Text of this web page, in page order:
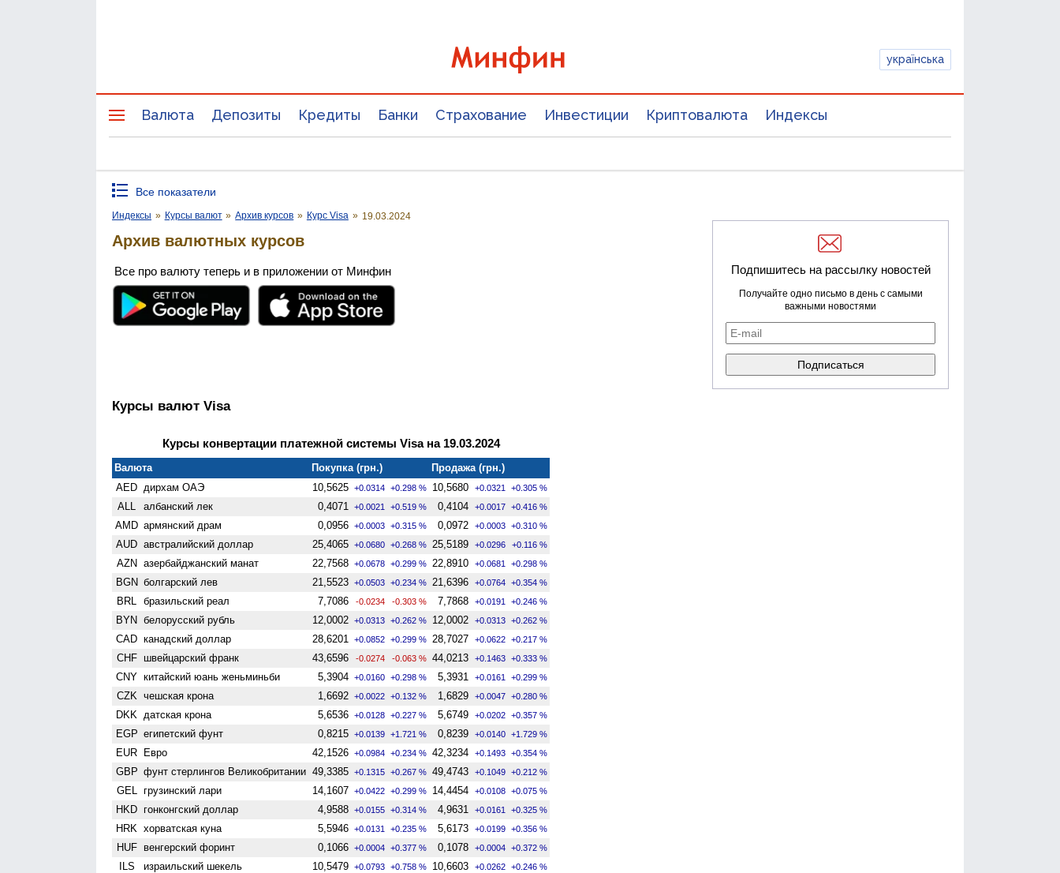
українська
Валюта Депозиты Кредиты Банки Страхование Инвестиции Криптовалюта Индексы
Все показатели
Индексы » Курсы валют » Архив курсов » Курс Visa » 19.03.2024
Архив валютных курсов
Все про валюту теперь и в приложении от Минфин
Курсы валют Visa
Курсы конвертации платежной системы Visa на 19.03.2024
Валюта Покупка (грн.)
Продажа (грн.)
AED дирхам ОАЭ 10,5625 +0.0314 +0.298 % 10,5680 +0.0321 +0.305 %
ALL албанский лек 0,4071 +0.0021 +0.519 % 0,4104 +0.0017 +0.416 %
AMD армянский драм 0,0956 +0.0003 +0.315 % 0,0972 +0.0003 +0.310 %
AUD австралийский доллар 25,4065 +0.0680 +0.268 % 25,5189 +0.0296 +0.116 %
AZN азербайджанский манат 22,7568 +0.0678 +0.299 % 22,8910 +0.0681 +0.298 %
BGN болгарский лев 21,5523 +0.0503 +0.234 % 21,6396 +0.0764 +0.354 %
BRL бразильский реал 7,7086 -0.0234 -0.303 % 7,7868 +0.0191 +0.246 %
BYN белорусский рубль 12,0002 +0.0313 +0.262 % 12,0002 +0.0313 +0.262 %
CAD канадский доллар 28,6201 +0.0852 +0.299 % 28,7027 +0.0622 +0.217 %
CHF швейцарский франк 43,6596 -0.0274 -0.063 % 44,0213 +0.1463 +0.333 %
CNY китайский юань женьминьби 5,3904 +0.0160 +0.298 % 5,3931 +0.0161 +0.299 %
CZK чешская крона 1,6692 +0.0022 +0.132 % 1,6829 +0.0047 +0.280 %
DKK датская крона 5,6536 +0.0128 +0.227 % 5,6749 +0.0202 +0.357 %
EGP египетский фунт 0,8215 +0.0139 +1.721 % 0,8239 +0.0140 +1.729 %
EUR Евро 42,1526 +0.0984 +0.234 % 42,3234 +0.1493 +0.354 %
GBP фунт стерлингов Велико­британии 49,3385 +0.1315 +0.267 % 49,4743 +0.1049 +0.212 %
GEL грузинский лари 14,1607 +0.0422 +0.299 % 14,4454 +0.0108 +0.075 %
HKD гонконгский доллар 4,9588 +0.0155 +0.314 % 4,9631 +0.0161 +0.325 %
HRK хорватская куна 5,5946 +0.0131 +0.235 % 5,6173 +0.0199 +0.356 %
HUF венгерский форинт 0,1066 +0.0004 +0.377 % 0,1078 +0.0004 +0.372 %
ILS израильский шекель 10,5479 +0.0793 +0.758 % 10,6603 +0.0262 +0.246 %
Подпишитесь на рассылку новостей
Получайте одно письмо в день с самыми
важными новостями